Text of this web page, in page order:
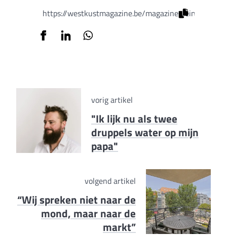
https://westkustmagazine.be/magazines/
vorig artikel
"Ik lijk nu als twee
druppels water op mijn
papa"
volgend artikel
“Wij spreken niet naar de
mond, maar naar de
markt”